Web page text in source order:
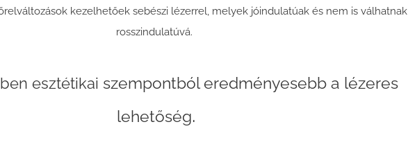
kezelhetőek sebészi lézerrel, melyek jóindulatúak és nem is válhatnak
rosszindulatúvá.
esztétikai szempontból eredményesebb a lézeres
lehetőség.